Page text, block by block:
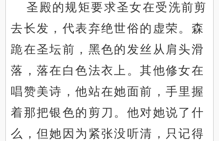
圣殿的规矩要求圣女在受洗前剪
去长发，代表弃绝世俗的虚荣。森
跪在圣坛前，黑色的发丝从肩头滑
落，落在白色法衣上。其他修女在
唱赞美诗，他站在她面前，手里握
着那把银色的剪刀。他对她说了什
么，但她因为紧张没听清，只记得